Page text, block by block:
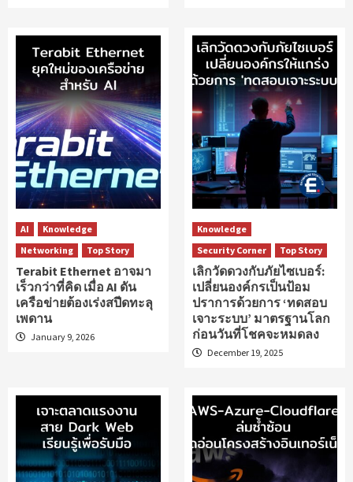
AI
Knowledge
Networking
Top Story
Terabit Ethernet อาจมา
เร็วกว่าที่คิด เมื่อ AI ดัน
เครือข่ายต้องเร่งสปีดทะลุ
เพดาน
January 9, 2026
Knowledge
Security Corner
Top Story
เลิกวัดดวงกับภัยไซเบอร์:
เปลี่ยนองค์กรเป็นป้อม
ปราการด้วยการ ‘ทดสอบ
เจาะระบบ’ มาตรฐานโลก
ก่อนวันที่โชคจะหมดลง
December 19, 2025